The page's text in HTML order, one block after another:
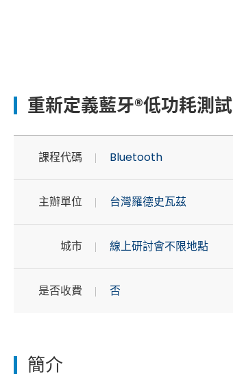
重新定義藍牙®低功耗測試
課程代碼 Bluetooth
主辦單位 台灣羅德史瓦茲
城市 線上研討會不限地點
是否收費 否
簡介